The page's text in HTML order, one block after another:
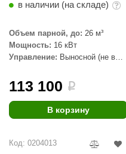
в наличии (на складе)
Объем парной, до: 26 м³
Мощность: 16 кВт
Управление: Выносной (не в
113 100 i
В корзину
Код: 0204013